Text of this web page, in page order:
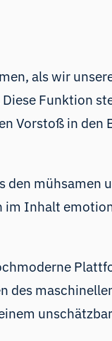
als wir
Funktion
Vorstoß in den
den mühsamen
im Inhalt